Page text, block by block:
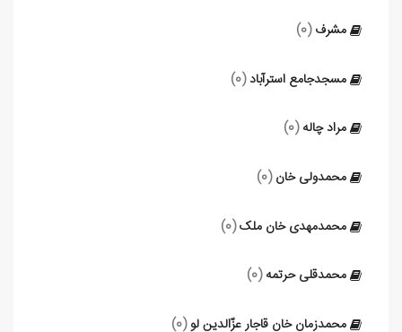
مشرف (0)
مسجدجامع استرآباد (0)
مراد چاله (0)
محمدولی خان (0)
محمدمهدی خان ملک(0)
محمدقلی حرتمه (0)
محمدزمان خان قاجار عزّالدین لو(0)